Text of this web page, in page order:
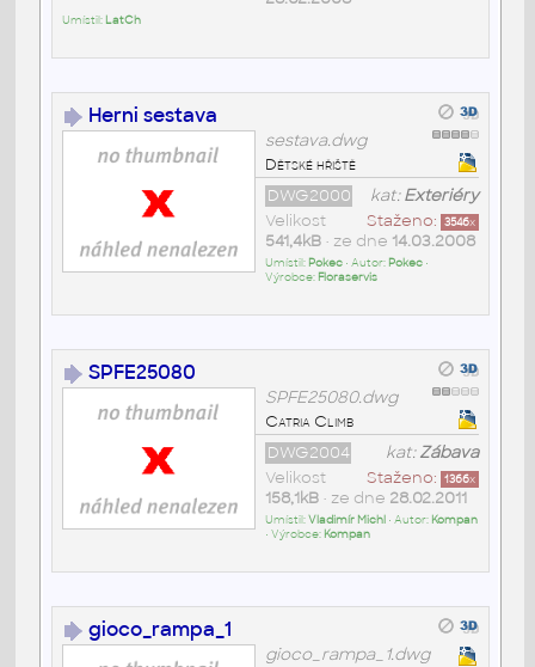
Umístil: LatCh
Herni sestava
sestava.dwg
Dětské hřiště
kat:Exteriéry
DWG2000
Staženo: 3546x
Velikost
541,4kB• ze dne 14.03.2008
Umístil: Pokec• Autor: Pokec•
Výrobce: Floraservis
SPFE25080
SPFE25080.dwg
Catria Climb
kat:Zábava
DWG2004
Staženo: 1366x
Velikost
158,1kB• ze dne 28.02.2011
Umístil:Vladimír Michl • Autor: Kompan
• Výrobce: Kompan
gioco_rampa_1
gioco_rampa_1.dwg